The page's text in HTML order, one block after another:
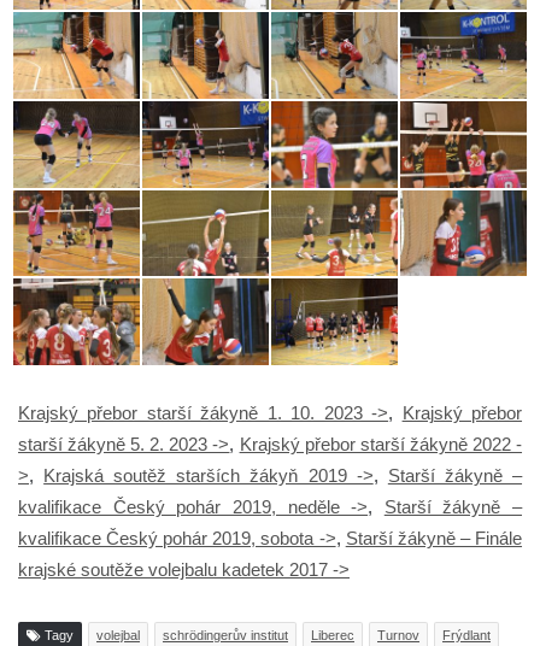
Krajský přebor starší žákyně 1. 10. 2023 ->, Krajský přebor
starší žákyně 5. 2. 2023 ->, Krajský přebor starší žákyně 2022 -
>, Krajská soutěž starších žákyň 2019 ->, Starší žákyně –
kvalifikace Český pohár 2019, neděle ->, Starší žákyně –
kvalifikace Český pohár 2019, sobota ->, Starší žákyně – Finále
krajské soutěže volejbalu kadetek 2017 ->
Tagy volejbal schrödingerův institut Liberec Turnov Frýdlant